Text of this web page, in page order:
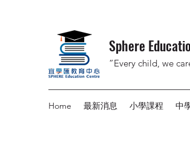
Sphere
”Every child, we
Home 最新消息 小學課程 中